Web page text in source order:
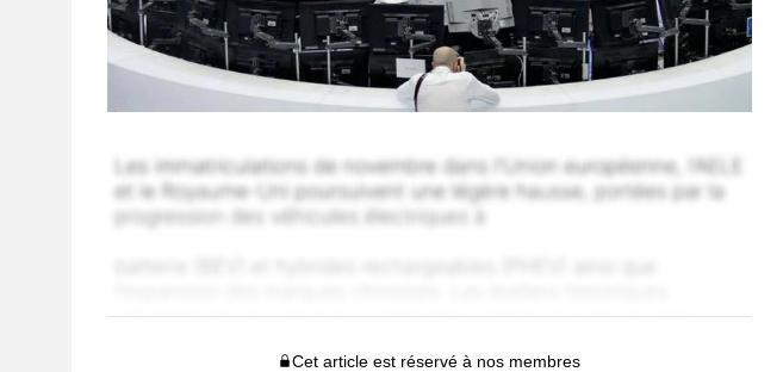
Cet article est réservé à nos membres